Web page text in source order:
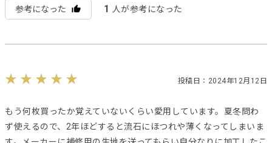
参考になった 1 人が参考になった
投稿日：2024年12月12日
もう何枚買ったか覚えていないくらい愛用しています。夏冬問わ
ず使えるので、2年ほどすると流石にほつれや薄くなってしまいま